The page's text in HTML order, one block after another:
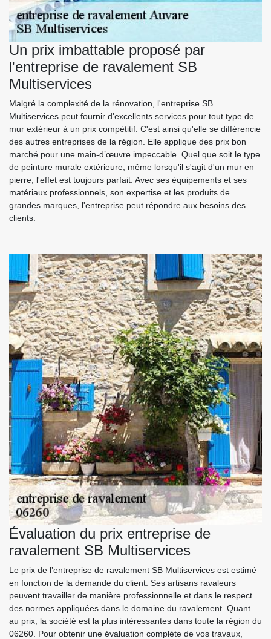
Un prix imbattable proposé par
l'entreprise de ravalement SB
Multiservices
Malgré la complexité de la rénovation, l'entreprise SB
Multiservices peut fournir d'excellents services pour tout type de
mur extérieur à un prix compétitif. C'est ainsi qu'elle se différencie
des autres entreprises de la région. Elle applique des prix bon
marché pour une main-d’œuvre impeccable. Quel que soit le type
de peinture murale extérieure, même lorsqu'il s'agit d'un mur en
pierre, l'effet est toujours parfait. Avec ses équipements et ses
matériaux professionnels, son expertise et les produits de
grandes marques, l'entreprise peut répondre aux besoins des
clients.
Évaluation du prix entreprise de
ravalement SB Multiservices
Le prix de l’entreprise de ravalement SB Multiservices est estimé
en fonction de la demande du client. Ses artisans ravaleurs
peuvent travailler de manière professionnelle et dans le respect
des normes appliquées dans le domaine du ravalement. Quant
au prix, la société est la plus intéressantes dans toute la région du
06260. Pour obtenir une évaluation complète de vos travaux,